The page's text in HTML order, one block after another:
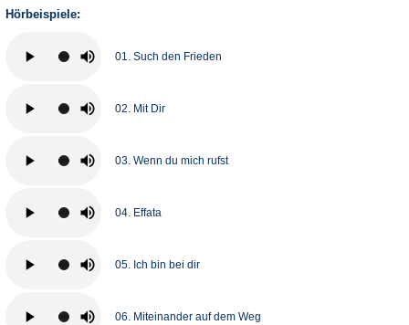
Hörbeispiele:
01. Such den Frieden
02. Mit Dir
03. Wenn du mich rufst
04. Effata
05. Ich bin bei dir
06. Miteinander auf dem Weg